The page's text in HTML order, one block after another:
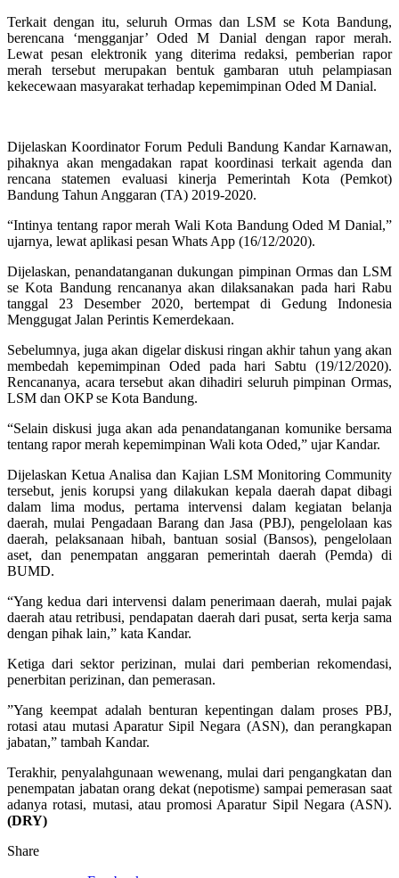
Terkait dengan itu, seluruh Ormas dan LSM se Kota Bandung,
berencana ‘mengganjar’ Oded M Danial dengan rapor merah.
Lewat pesan elektronik yang diterima redaksi, pemberian rapor
merah tersebut merupakan bentuk gambaran utuh pelampiasan
kekecewaan masyarakat terhadap kepemimpinan Oded M Danial.
Dijelaskan Koordinator Forum Peduli Bandung Kandar Karnawan,
pihaknya akan mengadakan rapat koordinasi terkait agenda dan
rencana statemen evaluasi kinerja Pemerintah Kota (Pemkot)
Bandung Tahun Anggaran (TA) 2019-2020.
“Intinya tentang rapor merah Wali Kota Bandung Oded M Danial,”
ujarnya, lewat aplikasi pesan Whats App (16/12/2020).
Dijelaskan, penandatanganan dukungan pimpinan Ormas dan LSM
se Kota Bandung rencananya akan dilaksanakan pada hari Rabu
tanggal 23 Desember 2020, bertempat di Gedung Indonesia
Menggugat Jalan Perintis Kemerdekaan.
Sebelumnya, juga akan digelar diskusi ringan akhir tahun yang akan
membedah kepemimpinan Oded pada hari Sabtu (19/12/2020).
Rencananya, acara tersebut akan dihadiri seluruh pimpinan Ormas,
LSM dan OKP se Kota Bandung.
“Selain diskusi juga akan ada penandatanganan komunike bersama
tentang rapor merah kepemimpinan Wali kota Oded,” ujar Kandar.
Dijelaskan Ketua Analisa dan Kajian LSM Monitoring Community
tersebut, jenis korupsi yang dilakukan kepala daerah dapat dibagi
dalam lima modus, pertama intervensi dalam kegiatan belanja
daerah, mulai Pengadaan Barang dan Jasa (PBJ), pengelolaan kas
daerah, pelaksanaan hibah, bantuan sosial (Bansos), pengelolaan
aset, dan penempatan anggaran pemerintah daerah (Pemda) di
BUMD.
“Yang kedua dari intervensi dalam penerimaan daerah, mulai pajak
daerah atau retribusi, pendapatan daerah dari pusat, serta kerja sama
dengan pihak lain,” kata Kandar.
Ketiga dari sektor perizinan, mulai dari pemberian rekomendasi,
penerbitan perizinan, dan pemerasan.
”Yang keempat adalah benturan kepentingan dalam proses PBJ,
rotasi atau mutasi Aparatur Sipil Negara (ASN), dan perangkapan
jabatan,” tambah Kandar.
Terakhir, penyalahgunaan wewenang, mulai dari pengangkatan dan
penempatan jabatan orang dekat (nepotisme) sampai pemerasan saat
adanya rotasi, mutasi, atau promosi Aparatur Sipil Negara (ASN).
(DRY)
Share